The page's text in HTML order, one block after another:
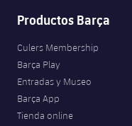
Calendario
Resultados
Clasificaciones
Jugadores
Calendario
Resultados
Noticias
Hockey Hierba
Hockey Hierba
Patinaje artístico
Actualidad
Plantilla
Escuela de
Rugby
plusicon
más
Productos Barça
Culers Membership
Barça Play
Entradas y Museo
Barça App
Tienda online